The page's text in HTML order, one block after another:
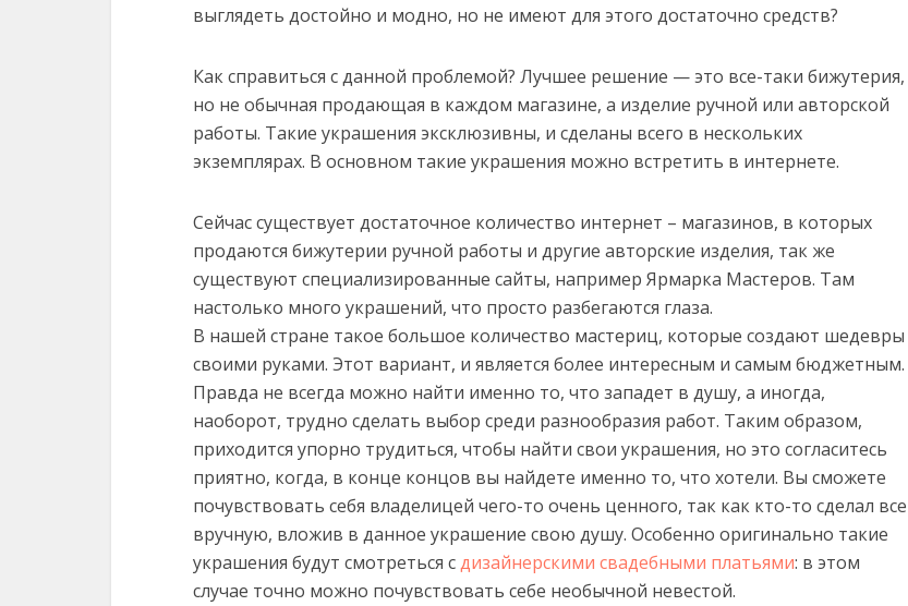
выглядеть достойно и модно, но не имеют для этого достаточно средств?
Как справиться с данной проблемой? Лучшее решение — это все-таки бижутерия,
но не обычная продающая в каждом магазине, а изделие ручной или авторской
работы. Такие украшения эксклюзивны, и сделаны всего в нескольких
экземплярах. В основном такие украшения можно встретить в интернете.
Сейчас существует достаточное количество интернет – магазинов, в которых
продаются бижутерии ручной работы и другие авторские изделия, так же
существуют специализированные сайты, например Ярмарка Мастеров. Там
настолько много украшений, что просто разбегаются глаза.
В нашей стране такое большое количество мастериц, которые создают шедевры
своими руками. Этот вариант, и является более интересным и самым бюджетным.
Правда не всегда можно найти именно то, что западет в душу, а иногда,
наоборот, трудно сделать выбор среди разнообразия работ. Таким образом,
приходится упорно трудиться, чтобы найти свои украшения, но это согласитесь
приятно, когда, в конце концов вы найдете именно то, что хотели. Вы сможете
почувствовать себя владелицей чего-то очень ценного, так как кто-то сделал все
вручную, вложив в данное украшение свою душу. Особенно оригинально такие
украшения будут смотреться сдизайнерскими свадебными платьями: в этом
случае точно можно почувствовать себе необычной невестой.